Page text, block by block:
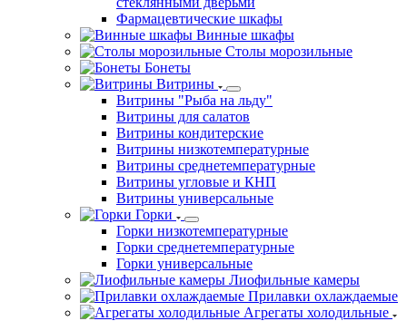
Фармацевтические шкафы
Винные шкафы
Столы морозильные
Бонеты
Витрины
Витрины "Рыба на льду"
Витрины для салатов
Витрины кондитерские
Витрины низкотемпературные
Витрины среднетемпературные
Витрины угловые и КНП
Витрины универсальные
Горки
Горки низкотемпературные
Горки среднетемпературные
Горки универсальные
Лиофильные камеры
Прилавки охлаждаемые
Агрегаты холодильные